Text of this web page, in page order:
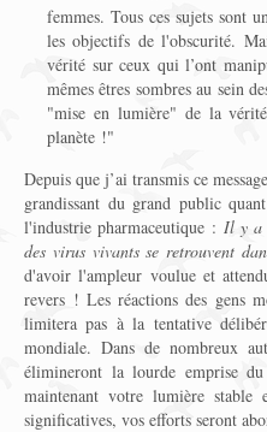
femmes. Tous ces sujets sont
les objectifs de l'obscurité.
vérité sur ceux qui l’ont
mêmes êtres sombres au sein
"mise en lumière" de la
planète !"
Depuis que j’ai transmis ce
grandissant du grand public
l'industrie pharmaceutique : Il y a
des virus vivants se retrouvent
d'avoir l'ampleur voulue et
revers ! Les réactions des gens
limitera pas à la tentative
mondiale. Dans de nombreux
élimineront la lourde emprise
maintenant votre lumière
significatives, vos efforts seront